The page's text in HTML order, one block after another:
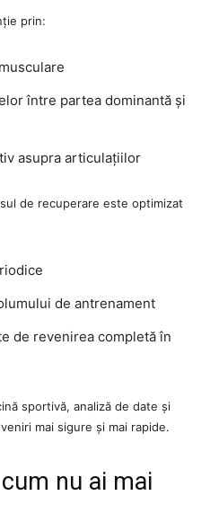
prin:
între partea dominantă și
asupra articulațiilor
de recuperare este optimizat
de antrenament
de revenirea completă în
sportivă, analiză de date și
mai sigure și mai rapide.
nu ai mai